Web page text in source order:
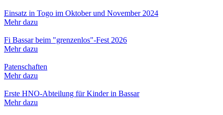
Einsatz in Togo im Oktober und November 2024
Mehr dazu
Fi Bassar beim "grenzenlos"-Fest 2026
Mehr dazu
Patenschaften
Mehr dazu
Erste HNO-Abteilung für Kinder in Bassar
Mehr dazu